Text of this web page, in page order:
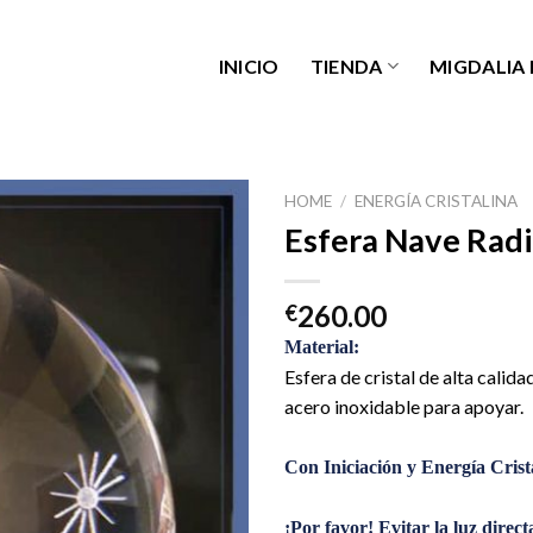
INICIO TIENDA MIGDALIA
HOME / ENERGÍA CRISTALINA
Esfera Nave
€260.00
Material:
Esfera de cristal de alta
acero inoxidable para apoyar.
Con Iniciación y Energía
¡Por favor! Evitar la luz